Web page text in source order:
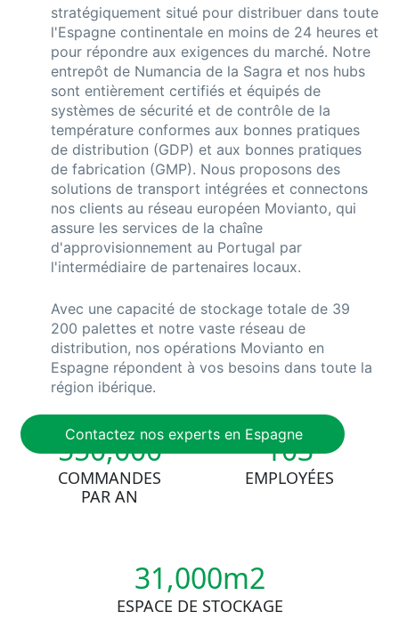
stratégiquement situé pour distribuer dans toute
l'Espagne continentale en moins de 24 heures et
pour répondre aux exigences du marché. Notre
entrepôt de Numancia de la Sagra et nos hubs
sont entièrement certifiés et équipés de
systèmes de sécurité et de contrôle de la
température conformes aux bonnes pratiques
de distribution (GDP) et aux bonnes pratiques
de fabrication (GMP). Nous proposons des
solutions de transport intégrées et connectons
nos clients au réseau européen Movianto, qui
assure les services de la chaîne
d'approvisionnement au Portugal par
l'intermédiaire de partenaires locaux.
Avec une capacité de stockage totale de 39
200 palettes et notre vaste réseau de
distribution, nos opérations Movianto en
Espagne répondent à vos besoins dans toute la
région ibérique.
Contactez nos experts en Espagne
550,000
COMMANDES
PAR AN
103
EMPLOYÉES
31,000m2
ESPACE DE STOCKAGE